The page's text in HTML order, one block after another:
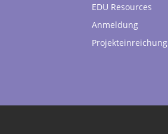
EDU Resources
Anmeldung
Projekteinreichung